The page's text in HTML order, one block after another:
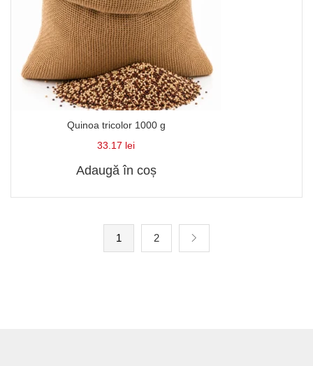
Quinoa tricolor 1000 g
33.17 lei
Adaugă în coș
1 2